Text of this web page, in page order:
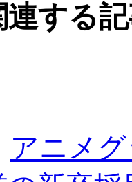
する
アニメ